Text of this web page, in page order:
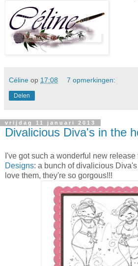
Céline op 17:08 7 opmerkingen:
Delen
vrijdag 11 januari 2013
Divalicious Diva's in the
I've got such a wonderful new release
Designs: a bunch of divalicious Diva's
love them, they're so gorgous!!!